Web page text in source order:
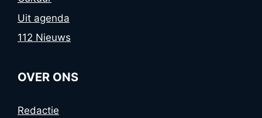
Uit agenda
112 Nieuws
OVER ONS
Redactie